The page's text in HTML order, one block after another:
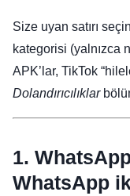
Size uyan satırı
kategorisi (yalnızca
APK’lar, TikTok
Dolandırıcılıklar
1.
WhatsApp